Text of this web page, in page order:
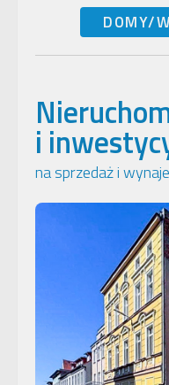
DOMY/
i
na sprzedaż i